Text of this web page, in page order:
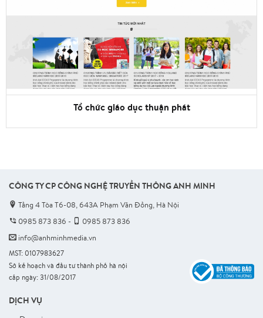
Tổ chức giáo dục thuận phát
CÔNG TY CP CÔNG NGHỆ TRUYỀN THÔNG ANH MINH
Tầng 4 Tòa T6-08, 643A Phạm Văn Đồng, Hà Nội
0985 873 836 -
0985 873 836
info@anhminhmedia.vn
MST: 0107983627
Sở kế hoạch và đầu tư thành phố hà nội
cấp ngày: 31/08/2017
DỊCH VỤ